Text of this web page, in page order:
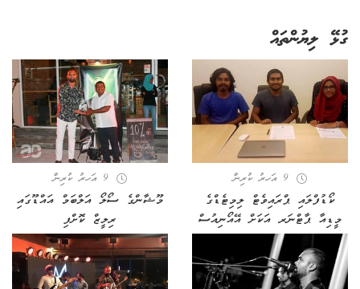
ގުޅޭ ލިޔުންތައް
9 އަހރު ކުރިން
ކޯޑުފްލައި ޕްރައިވެޓް ލިމިޓެޑްގެ
މީޑިއާ ޕާޓްނަރ އަކަށް އޭއޯނިއުސް
9 އަހރު ކުރިން
މޫޝާންގެ ސޯލޯ އަލްބަމް އައްޑޫގައި
ރިލީޒް ކޮށްފި